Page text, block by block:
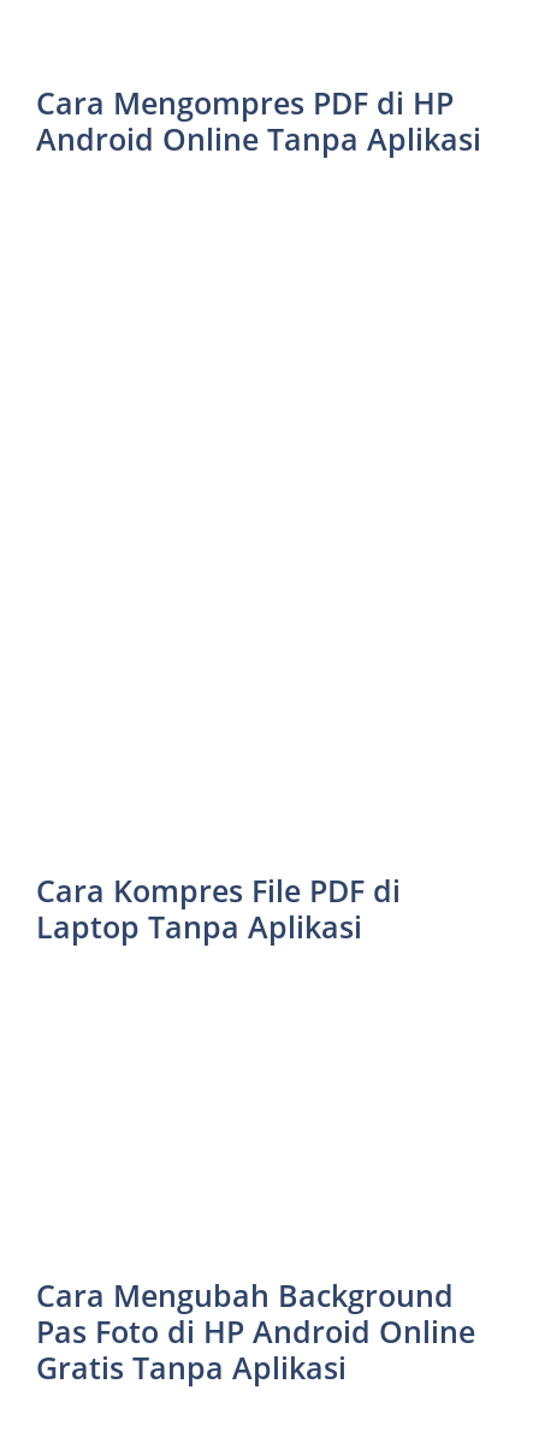
Cara Mengompres PDF di HP
Android Online Tanpa Aplikasi
Cara Kompres File PDF di
Laptop Tanpa Aplikasi
Cara Mengubah Background
Pas Foto di HP Android Online
Gratis Tanpa Aplikasi